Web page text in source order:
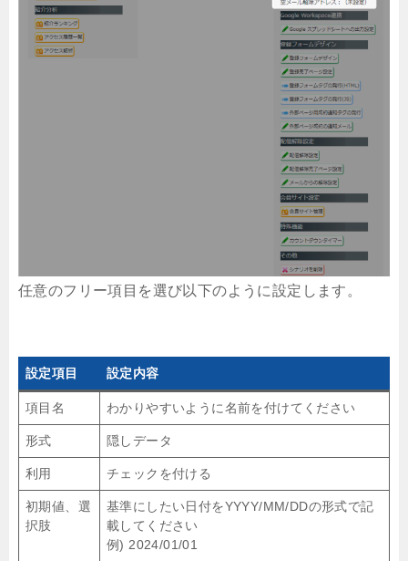
任意のフリー項目を選び以下のように設定します。
設定項目 設定内容
項目名 わかりやすいように名前を付けてください
形式 隠しデータ
利用 チェックを付ける
初期値、選
択肢
基準にしたい日付をYYYY/MM/DDの形式で記
載してください
例) 2024/01/01